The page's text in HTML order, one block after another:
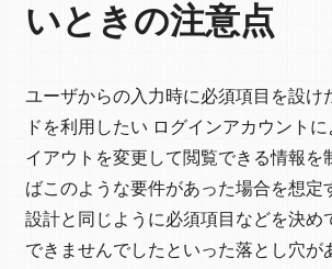
いときの注意点
ユーザからの入力時に必須項目を設け
ドを利用したい ログインアカウント
イアウトを変更して閲覧できる情報を
ばこのような要件があった場合を想定
設計と同じように必須項目などを決め
できませんでしたといった落とし穴が